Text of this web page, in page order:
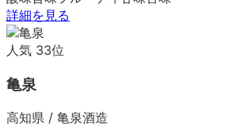
詳細を見る
人気 33位
亀泉
高知県 / 亀泉酒造